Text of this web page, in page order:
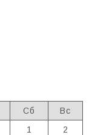
Сб
Вс
1
2